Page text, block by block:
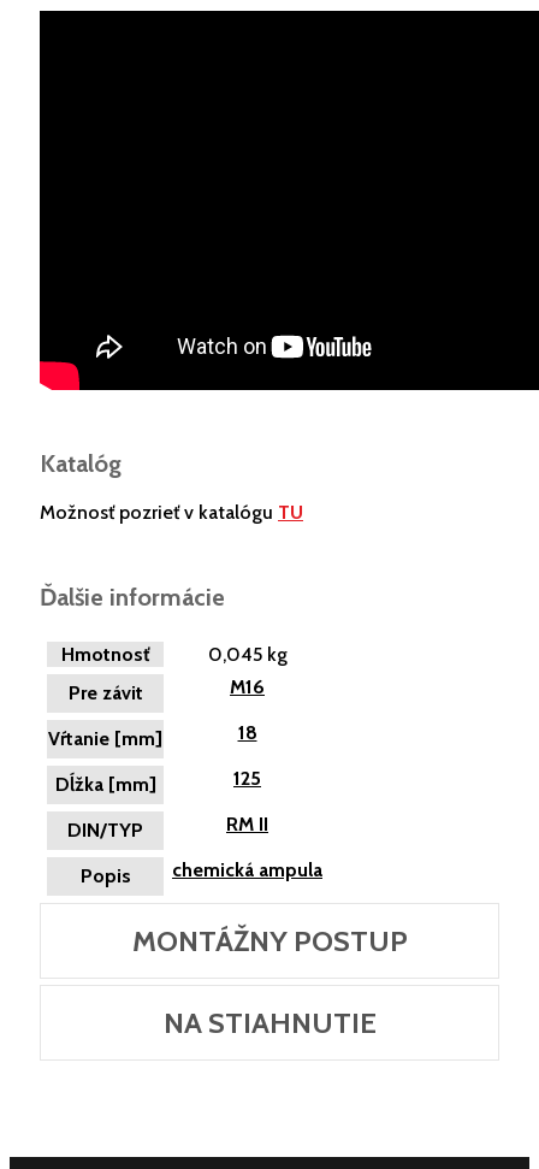
Katalóg
Možnosť pozrieť v katalógu TU
Ďalšie informácie
Hmotnosť
0,045 kg
Pre závit
M16
Vŕtanie [mm] 18
Dĺžka [mm] 125
DIN/TYP RM II
Popis chemická ampula
MONTÁŽNY POSTUP
NA STIAHNUTIE